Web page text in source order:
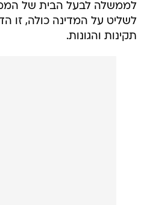
לממשלה לבעל הבית של
לשליט על המדינה כולה, זו
תקינות והגונות.